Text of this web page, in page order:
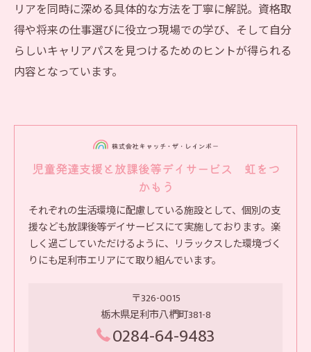
リアを同時に深める具体的な方法を丁寧に解説。資格取
得や将来の仕事選びに役立つ現場での学び、そして自分
らしいキャリアパスを見つけるためのヒントが得られる
内容となっています。
児童発達支援と放課後等デイサービス 虹をつ
かもう
それぞれの生活環境に配慮している施設として、個別の支
援なども放課後等デイサービスにて実施しております。楽
しく過ごしていただけるように、リラックスした環境づく
りにも足利市エリアにて取り組んでいます。
〒326-0015
栃木県足利市八椚町381-8
0284-64-9483